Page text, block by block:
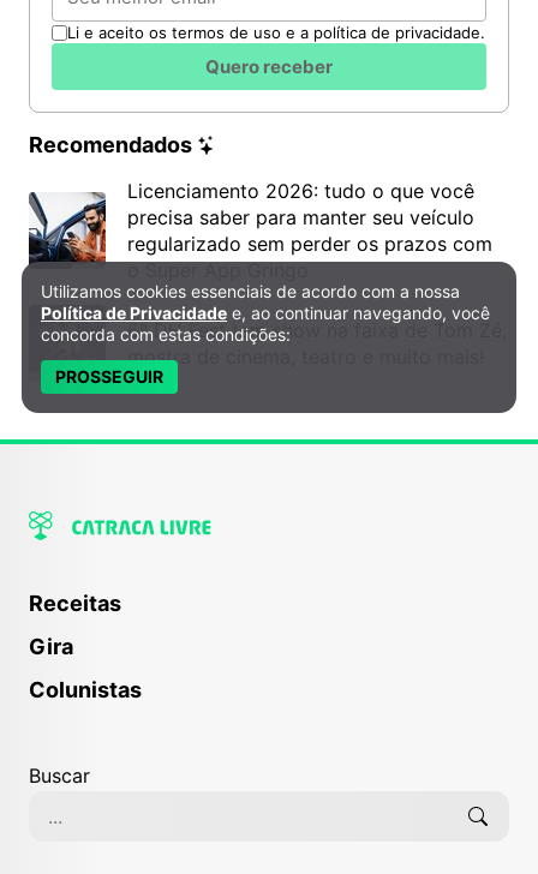
Li e aceito os termos de uso e a política de privacidade.
Quero receber
Recomendados
Licenciamento 2026: tudo o que você
precisa saber para manter seu veículo
regularizado sem perder os prazos com
o Super App Gringo
6º DH Fest tem show na faixa de Tom Zé,
mostra de cinema, teatro e muito mais!
Receitas
Gira
Colunistas
Buscar
Política de Privacidade e Cookies
Utilizamos cookies essenciais de acordo com a nossa
Política de Privacidade e, ao continuar navegando, você
concorda com estas condições:
PROSSEGUIR